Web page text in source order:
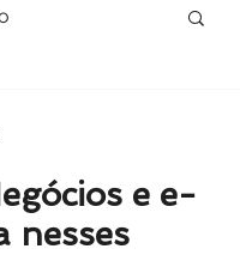
e e-
nesses